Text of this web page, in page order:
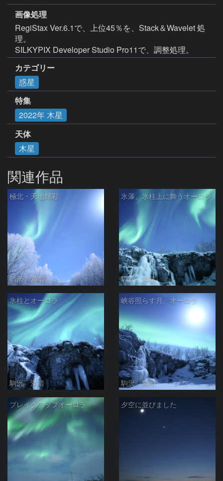
画像処理
RegiStax Ver.6.1で、上位45％を、Stack＆Wavelet 処
理。
SILKYPIX Developer Studio Pro11で、調整処理。
カテゴリー
惑星
特集
2022年 木星
天体
木星
関連作品
極北・天地輝彩
駒沢 満晴
氷瀑、氷柱上に舞うオーロラ
駒沢 満晴
氷柱とオーロラ
駒沢 満晴
峡谷照らす月、オーロラ
駒沢 満晴
ブレイクアップオーロラ 夕空に並びました